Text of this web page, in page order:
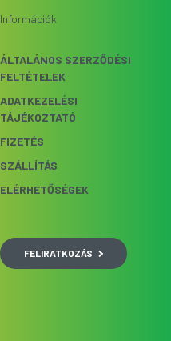
Információk
ÁLTALÁNOS SZERZŐDÉSI
FELTÉTELEK
ADATKEZELÉSI
TÁJÉKOZTATÓ
FIZETÉS
SZÁLLÍTÁS
ELÉRHETŐSÉGEK
FELIRATKOZÁS